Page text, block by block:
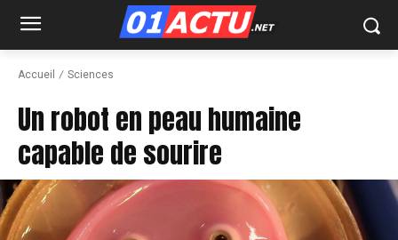
Accueil Sciences
Un robot en peau humaine
capable de sourire